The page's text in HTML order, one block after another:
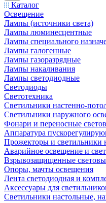
Каталог
Освещение
Лампы (источники света)
Лампы люминесцентные
Лампы специального
Лампы галогенные
Лампы газоразрядные
Лампы накаливания
Лампы светодиодные
Светодиоды
Светотехника
Светильники настенно-
Светильники наружного
Фонари и переносные
Аппаратура
Прожекторы и светильники
Аварийное освещение и
Взрывозащищенные
Опоры, мачты освещения
Лента светодиодная и
Аксессуары для
Светильники настольные,